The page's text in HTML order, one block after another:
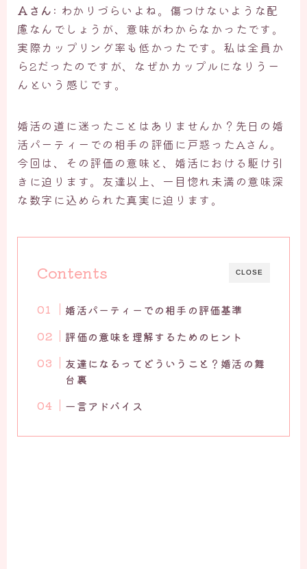
Aさん : わかりづらいよね。傷つけないような配
慮なんでしょうが、意味がわからなかったです。
実際カップリング率も低かったです。私は全員か
ら2だったのですが、なぜかカップルになりうー
んという感じです。
婚活の道に迷ったことはありませんか？先日の婚
活パーティーでの相手の評価に戸惑ったAさん。
今回は、その評価の意味と、婚活における駆け引
きに迫ります。友達以上、一目惚れ未満の意味深
な数字に込められた真実に迫ります。
CLOSE
Contents
婚活パーティーでの相手の評価基準
評価の意味を理解するためのヒント
友達になるってどういうこと？婚活の舞
台裏
一言アドバイス